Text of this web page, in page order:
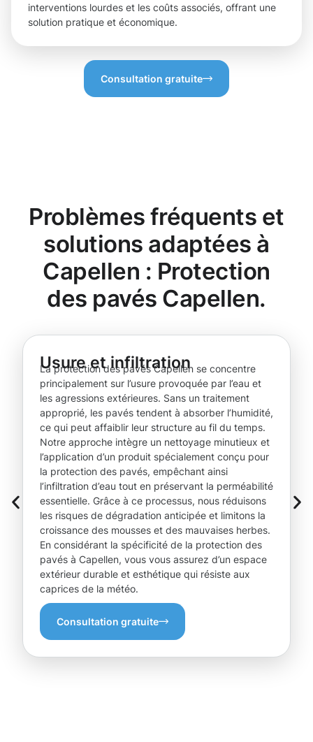
interventions lourdes et les coûts associés, offrant une
solution pratique et économique.
Consultation gratuite
Problèmes fréquents et
solutions adaptées à
Capellen : Protection
des pavés Capellen.
Usure et infiltration
La protection des pavés Capellen se concentre
principalement sur l’usure provoquée par l’eau et
les agressions extérieures. Sans un traitement
approprié, les pavés tendent à absorber l’humidité,
ce qui peut affaiblir leur structure au fil du temps.
Notre approche intègre un nettoyage minutieux et
l’application d’un produit spécialement conçu pour
la protection des pavés, empêchant ainsi
l’infiltration d’eau tout en préservant la perméabilité
essentielle. Grâce à ce processus, nous réduisons
les risques de dégradation anticipée et limitons la
croissance des mousses et des mauvaises herbes.
En considérant la spécificité de la protection des
pavés à Capellen, vous vous assurez d’un espace
extérieur durable et esthétique qui résiste aux
caprices de la météo.
Consultation gratuite